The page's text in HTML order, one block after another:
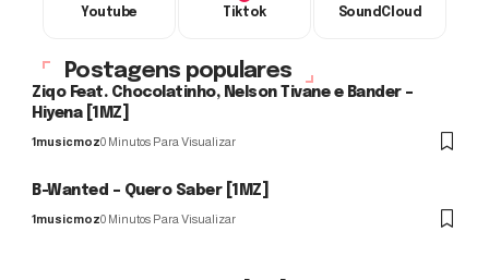
Youtube Tiktok SoundCloud
Postagens populares
Ziqo Feat. Chocolatinho, Nelson Tivane e Bander –
Hiyena [1MZ]
1musicmoz0 Minutos Para Visualizar
B-Wanted – Quero Saber [1MZ]
1musicmoz0 Minutos Para Visualizar